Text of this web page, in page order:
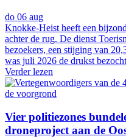
do 06 aug
Knokke-Heist heeft een
achter de rug. De dienst
bezoekers, een stijging van
was juli 2026 de drukst
Verder lezen
Vier politiezones
droneproject aan de